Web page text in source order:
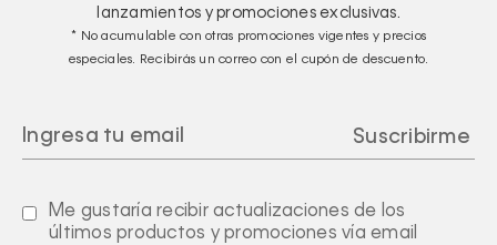
lanzamientos y promociones exclusivas.
* No acumulable con otras promociones vigentes y precios
especiales. Recibirás un correo con el cupón de descuento.
Me gustaría recibir actualizaciones de los
últimos productos y promociones vía email